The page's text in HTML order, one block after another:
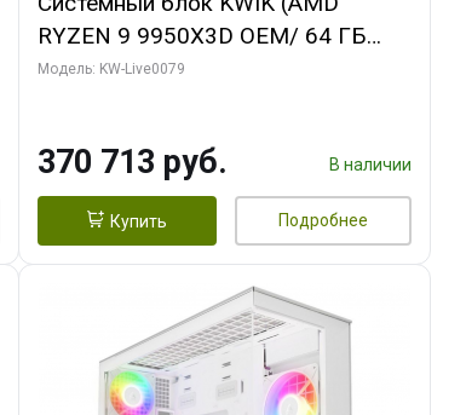
RYZEN 9 9950X3D OEM/ 64 ГБ
ОЗУ/ MSI RTX5080 SHADOW 3X OC
Модель: KW-Live0079
370 713 руб. В наличии
Купить Подробнее